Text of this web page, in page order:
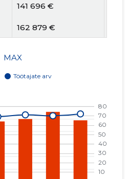
141 696 €
162 879 €
139 040 €
121 211 €
125 981 €
MAX